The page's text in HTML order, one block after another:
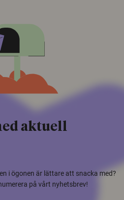
aktuell
i ögonen är lättare att snacka med?
på vårt nyhetsbrev!